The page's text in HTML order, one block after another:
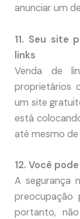
anunciar um
11. Seu site
links
Venda de
proprietários
um site
está
até mesmo de
12. Você
A segurança
preocupação
portanto,